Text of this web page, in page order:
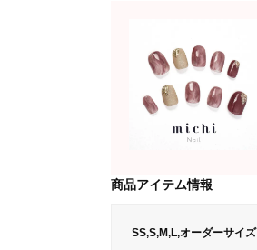
商品アイテム情報
SS,S,M,L,オーダーサイズ